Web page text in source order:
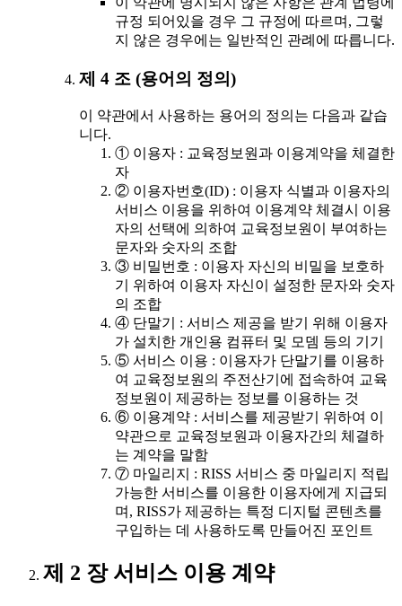
규정 되어있을 경우 그 규정에 따르며, 그렇
지 않은 경우에는 일반적인 관례에 따릅니다.
제 4 조 (용어의 정의)
이 약관에서 사용하는 용어의 정의는 다음과 같습
니다.
① 이용자 : 교육정보원과 이용계약을 체결한
자
② 이용자번호(ID) : 이용자 식별과 이용자의
서비스 이용을 위하여 이용계약 체결시 이용
자의 선택에 의하여 교육정보원이 부여하는
문자와 숫자의 조합
③ 비밀번호 : 이용자 자신의 비밀을 보호하
기 위하여 이용자 자신이 설정한 문자와 숫자
의 조합
④ 단말기 : 서비스 제공을 받기 위해 이용자
가 설치한 개인용 컴퓨터 및 모뎀 등의 기기
⑤ 서비스 이용 : 이용자가 단말기를 이용하
여 교육정보원의 주전산기에 접속하여 교육
정보원이 제공하는 정보를 이용하는 것
⑥ 이용계약 : 서비스를 제공받기 위하여 이
약관으로 교육정보원과 이용자간의 체결하
는 계약을 말함
⑦ 마일리지 : RISS 서비스 중 마일리지 적립
가능한 서비스를 이용한 이용자에게 지급되
며, RISS가 제공하는 특정 디지털 콘텐츠를
구입하는 데 사용하도록 만들어진 포인트
제 2 장 서비스 이용 계약